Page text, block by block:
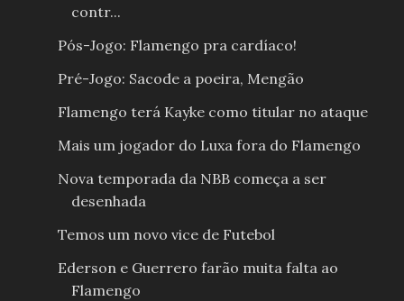
contr...
Pós-Jogo: Flamengo pra cardíaco!
Pré-Jogo: Sacode a poeira, Mengão
Flamengo terá Kayke como titular no ataque
Mais um jogador do Luxa fora do Flamengo
Nova temporada da NBB começa a ser
desenhada
Temos um novo vice de Futebol
Ederson e Guerrero farão muita falta ao
Flamengo